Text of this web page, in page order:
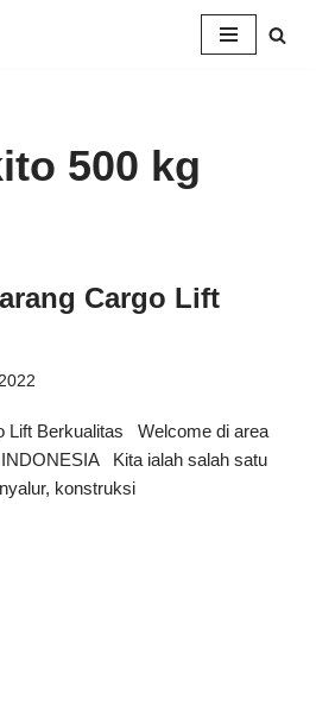
500 kg
Cargo Lift
Lift Berkualitas Welcome di area
Kita ialah salah satu
konstruksi